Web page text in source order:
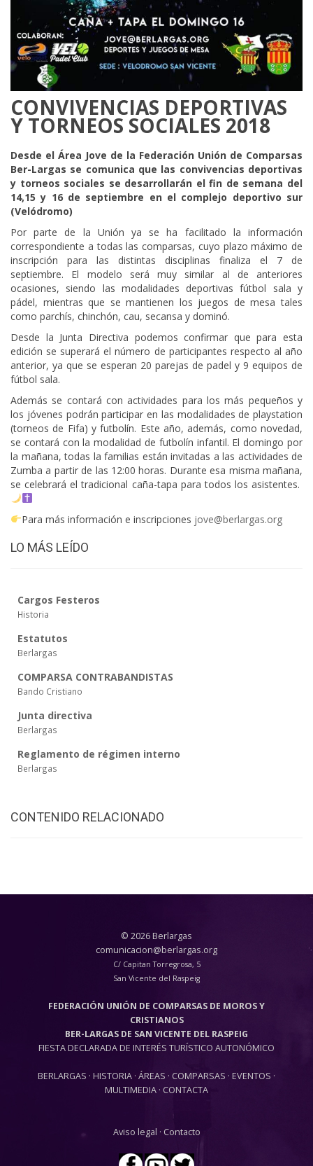
CONVIVENCIAS DEPORTIVAS
Y TORNEOS SOCIALES 2018
Desde el Área Jove de la Federación Unión de Comparsas
Ber-Largas se comunica que las convivencias deportivas
y torneos sociales se desarrollarán el fin de semana del
14,15 y 16 de septiembre en el complejo deportivo sur
(Velódromo)
Por parte de la Unión ya se ha facilitado la información
correspondiente a todas las comparsas, cuyo plazo máximo de
inscripción para las distintas disciplinas finaliza el 7 de
septiembre. El modelo será muy similar al de anteriores
ocasiones, siendo las modalidades deportivas fútbol sala y
pádel, mientras que se mantienen los juegos de mesa tales
como parchís, chinchón, cau, secansa y dominó.
Desde la Junta Directiva podemos confirmar que para esta
edición se superará el número de participantes respecto al año
anterior, ya que se esperan 20 parejas de padel y 9 equipos de
fútbol sala.
Además se contará con actividades para los más pequeños y
los jóvenes podrán participar en las modalidades de playstation
(torneos de Fifa) y futbolín. Este año, además, como novedad,
se contará con la modalidad de futbolín infantil. El domingo por
la mañana, todas la familias están invitadas a las actividades de
Zumba a partir de las 12:00 horas. Durante esa misma mañana,
se celebrará el tradicional caña-tapa para todos los asistentes.
Para más información e inscripciones jove@berlargas.org
LO MÁS LEÍDO
Cargos Festeros
Historia
Estatutos
Berlargas
COMPARSA CONTRABANDISTAS
Bando Cristiano
Junta directiva
Berlargas
Reglamento de régimen interno
Berlargas
CONTENIDO RELACIONADO
© 2026 Berlargas
comunicacion@berlargas.org
C/ Capitan Torregrosa, 5
San Vicente del Raspeig
FEDERACIÓN UNIÓN DE COMPARSAS DE MOROS Y
CRISTIANOS
BER-LARGAS DE SAN VICENTE DEL RASPEIG
FIESTA DECLARADA DE INTERÉS TURÍSTICO AUTONÓMICO
BERLARGAS · HISTORIA · ÁREAS · COMPARSAS · EVENTOS ·
MULTIMEDIA · CONTACTA
Aviso legal · Contacto